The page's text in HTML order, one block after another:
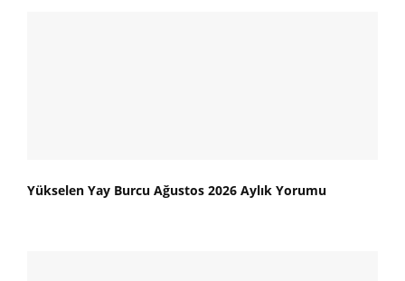
Yükselen Yay Burcu Ağustos 2026 Aylık Yorumu